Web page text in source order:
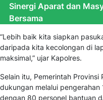
Sinergi Aparat dan
Bersama
“Lebih baik kita siapkan
daripada kita kecolongan di
maksimal,” ujar Kapolres.
Selain itu, Pemerintah
dukungan melalui
dengan 80 personel bantuan